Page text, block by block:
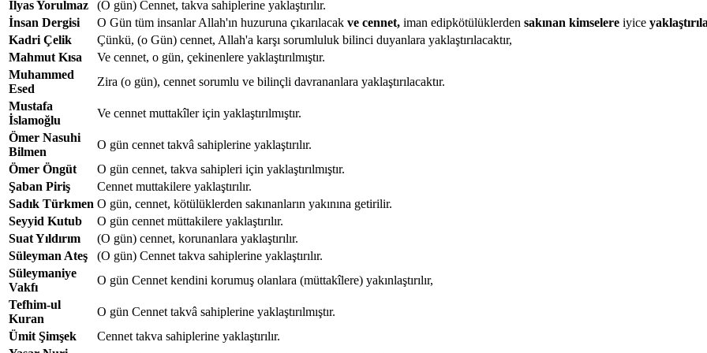
İlyas Yorulmaz
(O gün) Cennet, takva sahiplerine yaklaştırılır.
İnsan Dergisi
O Gün tüm insanlar Allah'ın huzuruna çıkarılacak ve cennet, iman edipkötülüklerden sakınan kimselere iyice
Kadri Çelik
Çünkü, (o Gün) cennet, Allah'a karşı sorumluluk bilinci duyanlara yaklaştırılacaktır,
Mahmut Kısa
Ve cennet, o gün, çekinenlere yaklaştırılmıştır.
Muhammed
Esed
Zira (o gün), cennet sorumlu ve bilinçli davrananlara yaklaştırılacaktır.
Mustafa
İslamoğlu
Ve cennet muttakîler için yaklaştırılmıştır.
Ömer Nasuhi
Bilmen
O gün cennet takvâ sahiplerine yaklaştırılır.
Ömer Öngüt
O gün cennet, takva sahipleri için yaklaştırılmıştır.
Şaban Piriş
Cennet muttakilere yaklaştırılır.
Sadık Türkmen O gün, cennet, kötülüklerden sakınanların yakınına getirilir.
Seyyid Kutub
O gün cennet müttakilere yaklaştırılır.
Suat Yıldırım
(O gün) cennet, korunanlara yaklaştırılır.
Süleyman Ateş
(O gün) Cennet takva sahiplerine yaklaştırılır.
Süleymaniye
Vakfı
O gün Cennet kendini korumuş olanlara (müttakîlere) yakınlaştırılır,
Tefhim-ul
Kuran
O gün Cennet takvâ sahiplerine yaklaştırılmıştır.
Ümit Şimşek
Cennet takva sahiplerine yaklaştırılır.